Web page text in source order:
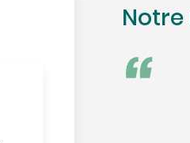
Notre